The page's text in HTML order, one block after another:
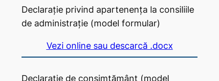
Declarație privind apartenența la consiliile
de administrație (model formular)
Vezi online sau descarcă .docx
Declarație de consimțământ (model